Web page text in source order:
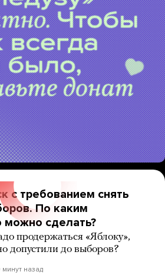
с требованием снять
По каким
можно сделать?
продержаться «Яблоку»,
допустили до выборов?
минут назад